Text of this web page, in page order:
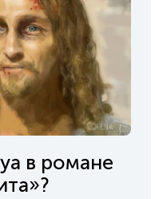
в романе